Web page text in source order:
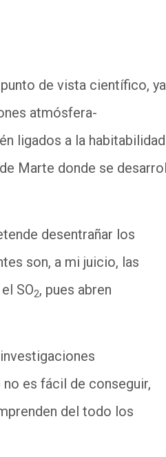
de vista científico, ya
atmósfera-
ligados a la habitabilidad
Marte donde se
desentrañar los
son, a mi juicio, las
SO2, pues abren
es fácil de conseguir,
del todo los